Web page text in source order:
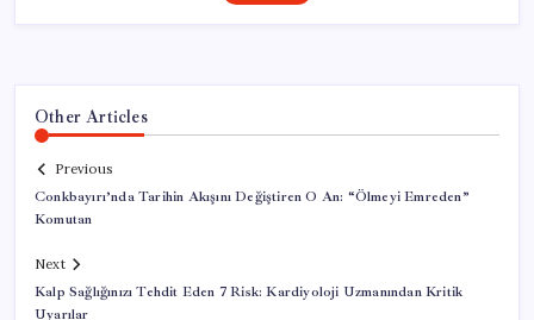
Other Articles
Previous
Conkbayırı’nda Tarihin Akışını Değiştiren O An: “Ölmeyi Emreden”
Komutan
Next
Kalp Sağlığınızı Tehdit Eden 7 Risk: Kardiyoloji Uzmanından Kritik
Uyarılar